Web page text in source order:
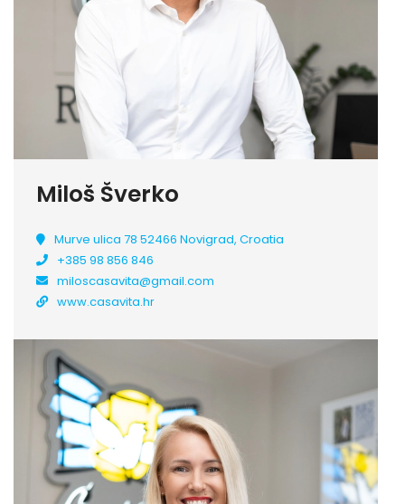
Miloš Šverko
Murve ulica 78 52466 Novigrad, Croatia
+385 98 856 846
miloscasavita@gmail.com
www.casavita.hr